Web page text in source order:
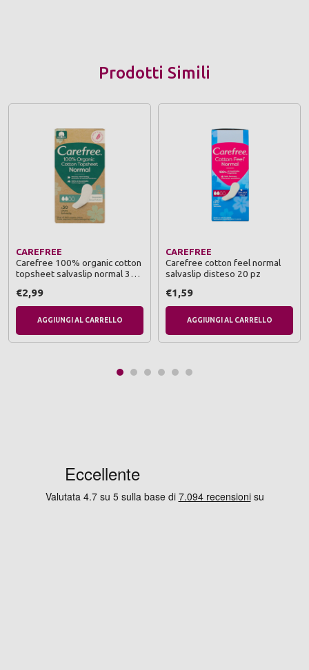
Prodotti Simili
CAREFREE
Carefree 100% organic cotton
topsheet salvaslip normal 30
€2,99
AGGIUNGI AL CARRELLO
CAREFREE
Carefree cotton feel normal
salvaslip disteso 20 pz
€1,59
AGGIUNGI AL CARRELLO